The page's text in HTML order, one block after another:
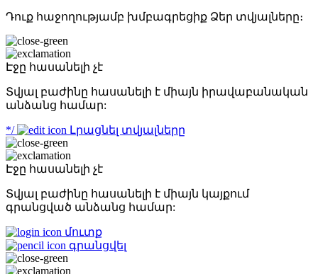
Դուք հաջողությամբ խմբագրեցիք Ձեր տվյալները։
Էջը հասանելի չէ
Տվյալ բաժինը հասանելի է միայն իրավաբանական
անձանց համար:
*/ Լրացնել տվյալները
Էջը հասանելի չէ
Տվյալ բաժինը հասանելի է միայն կայքում
գրանցված անձանց համար:
մուտք
գրանցվել